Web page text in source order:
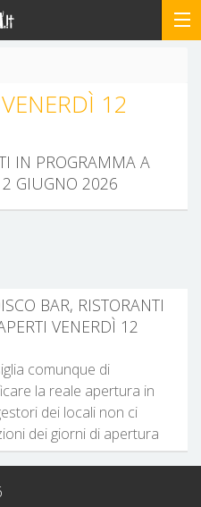
12
IN PROGRAMMA A
GIUGNO 2026
BAR, RISTORANTI
VENERDÌ 12
comunque di
la reale apertura in
dei locali non ci
dei giorni di apertura